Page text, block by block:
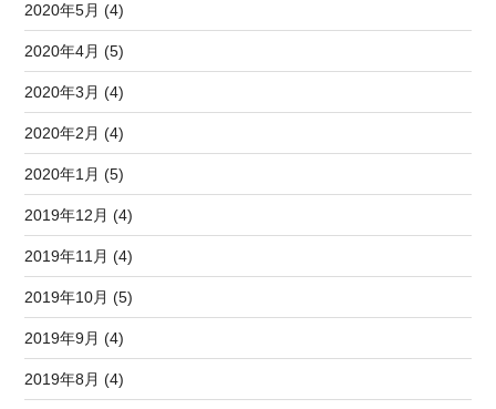
2020年5月 (4)
2020年4月 (5)
2020年3月 (4)
2020年2月 (4)
2020年1月 (5)
2019年12月 (4)
2019年11月 (4)
2019年10月 (5)
2019年9月 (4)
2019年8月 (4)